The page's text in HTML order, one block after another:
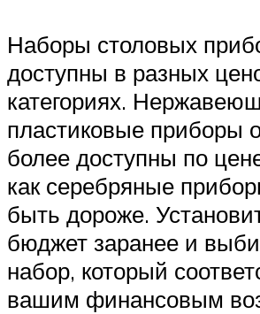
Наборы столовых
доступны в разных
категориях.
пластиковые приборы
более доступны по
как серебряные
быть дороже.
бюджет заранее и
набор, который
вашим финансовым